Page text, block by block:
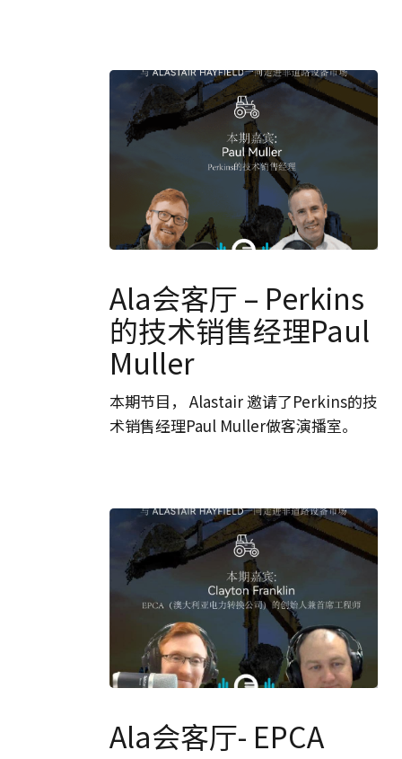
经
Alexandre
Meyer
会
客
厅
–
的
技
售
Paul
Muller
Ala会客厅 – Perkins
的技术销售经理Paul
Muller
本期节目， Alastair 邀请了Perkins的技
术销售经理Paul Muller做客演播室。
会
客
Ala会客厅- EPCA